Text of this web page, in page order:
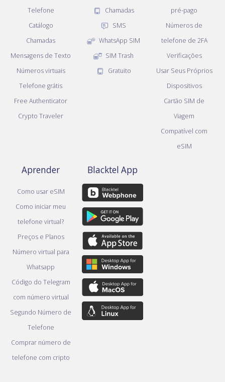
Telefone
Catálogo
Chamadas
Mensagens de Texto
Números virtuais
Telefone grátis
Free Authenticator
Crypto Traveler
Chamadas
SMS
WhatsApp SIM
SIM Trash
Gratuito
pré-pago
Números de
telefone de 2FA
Verificações
Usar Seus Próprios
Dispositivos
Cartão SIM de
Viagem
Compatível com
eSIM
Aprender
Como usar eSIM
Como iniciar meu
telefone virtual?
Preços e Planos
Número virtual para
Whatsapp
Código do Telegram
com número virtual
Segundo Número de
Telefone
Comprar número de
telefone com cripto
Blacktel App